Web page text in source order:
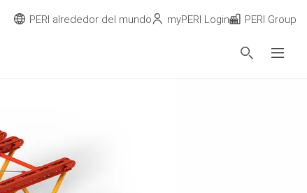
PERI alrededor del mundo myPERI Login PERI Group